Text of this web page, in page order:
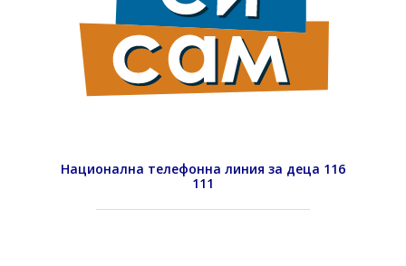
Национална телефонна линия за деца 116
111